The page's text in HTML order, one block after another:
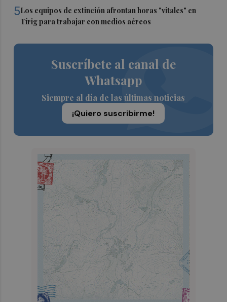
5Los equipos de extinción afrontan horas "vitales" en
Tírig para trabajar con medios aéreos
Suscríbete al canal de
Whatsapp
Siempre al día de las últimas noticias
¡Quiero suscribirme!